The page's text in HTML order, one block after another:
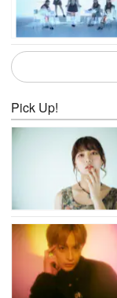
Pick Up!